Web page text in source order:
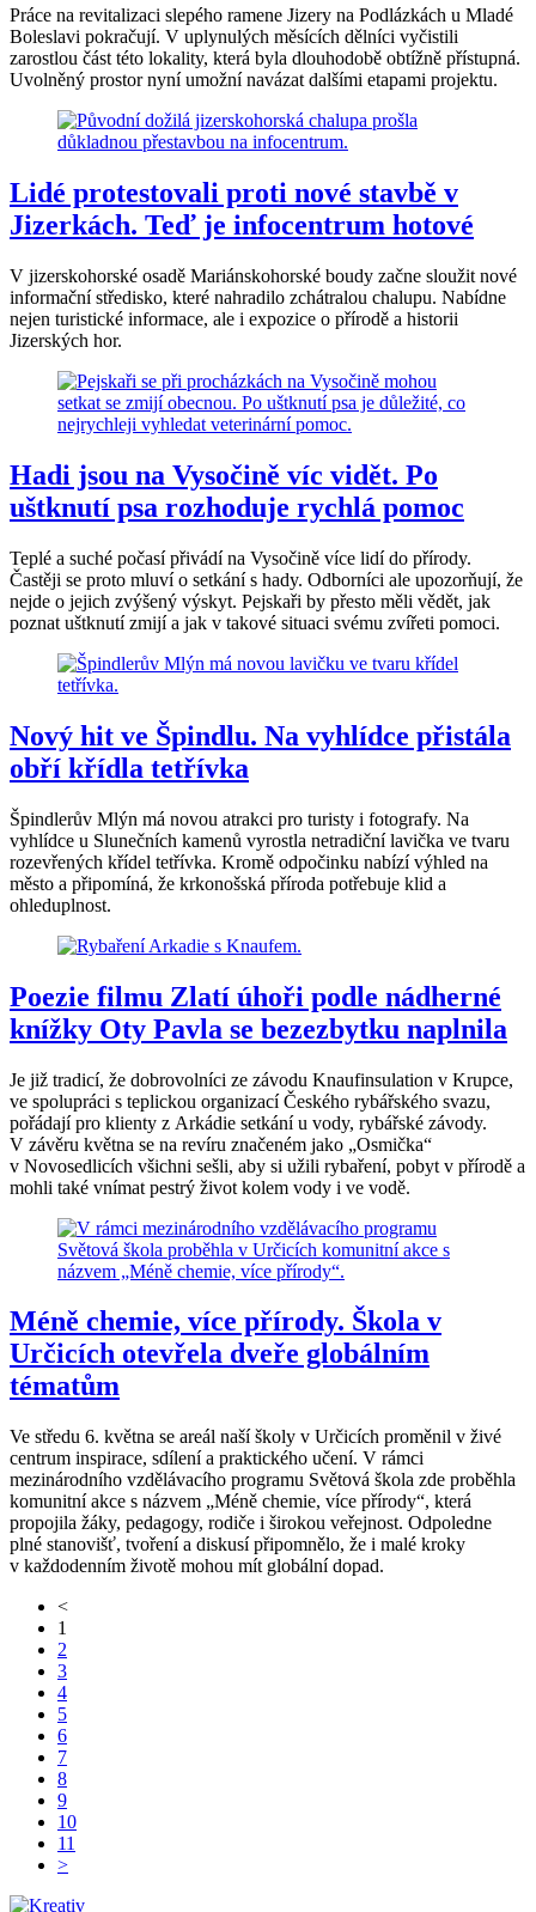
Práce na revitalizaci slepého ramene Jizery na Podlázkách u Mladé
Boleslavi pokračují. V uplynulých měsících dělníci vyčistili
zarostlou část této lokality, která byla dlouhodobě obtížně přístupná.
Uvolněný prostor nyní umožní navázat dalšími etapami projektu.
Lidé protestovali proti nové stavbě v
Jizerkách. Teď je infocentrum hotové
V jizerskohorské osadě Mariánskohorské boudy začne sloužit nové
informační středisko, které nahradilo zchátralou chalupu. Nabídne
nejen turistické informace, ale i expozice o přírodě a historii
Jizerských hor.
Hadi jsou na Vysočině víc vidět. Po
uštknutí psa rozhoduje rychlá pomoc
Teplé a suché počasí přivádí na Vysočině více lidí do přírody.
Častěji se proto mluví o setkání s hady. Odborníci ale upozorňují, že
nejde o jejich zvýšený výskyt. Pejskaři by přesto měli vědět, jak
poznat uštknutí zmijí a jak v takové situaci svému zvířeti pomoci.
Nový hit ve Špindlu. Na vyhlídce přistála
obří křídla tetřívka
Špindlerův Mlýn má novou atrakci pro turisty i fotografy. Na
vyhlídce u Slunečních kamenů vyrostla netradiční lavička ve tvaru
rozevřených křídel tetřívka. Kromě odpočinku nabízí výhled na
město a připomíná, že krkonošská příroda potřebuje klid a
ohleduplnost.
Poezie filmu Zlatí úhoři podle nádherné
knížky Oty Pavla se bezezbytku naplnila
Je již tradicí, že dobrovolníci ze závodu Knaufinsulation v Krupce,
ve spolupráci s teplickou organizací Českého rybářského svazu,
pořádají pro klienty z Arkádie setkání u vody, rybářské závody.
V závěru května se na revíru značeném jako „Osmička“
v Novosedlicích všichni sešli, aby si užili rybaření, pobyt v přírodě a
mohli také vnímat pestrý život kolem vody i ve vodě.
Méně chemie, více přírody. Škola v
Určicích otevřela dveře globálním
tématům
Ve středu 6. května se areál naší školy v Určicích proměnil v živé
centrum inspirace, sdílení a praktického učení. V rámci
mezinárodního vzdělávacího programu Světová škola zde proběhla
komunitní akce s názvem „Méně chemie, více přírody“, která
propojila žáky, pedagogy, rodiče i širokou veřejnost. Odpoledne
plné stanovišť, tvoření a diskusí připomnělo, že i malé kroky
v každodenním životě mohou mít globální dopad.
<
1
2
3
4
5
6
7
8
9
10
11
>